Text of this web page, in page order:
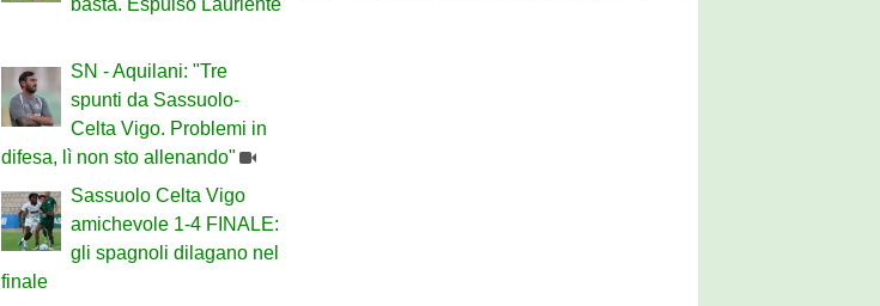
basta. Espulso Laurienté
SN - Aquilani: "Tre
spunti da Sassuolo-
Celta Vigo. Problemi in
difesa, lì non sto allenando"
Sassuolo Celta Vigo
amichevole 1-4 FINALE:
gli spagnoli dilagano nel
finale